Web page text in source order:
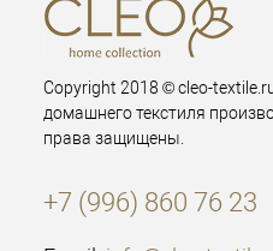
Copyright 2018 © cleo-
домашнего текстиля
права защищены.
+7 (996) 860 76 23